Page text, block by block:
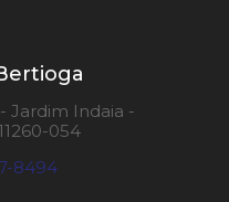
Jardim Indaia -
054
8494